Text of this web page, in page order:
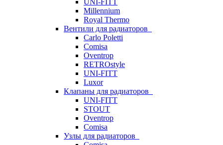
UNI-FITT
Millennium
Royal Thermo
Вентили для радиаторов
Carlo Poletti
Comisa
Oventrop
RETROstyle
UNI-FITT
Luxor
Клапаны для радиаторов
UNI-FITT
STOUT
Oventrop
Comisa
Узлы для радиаторов